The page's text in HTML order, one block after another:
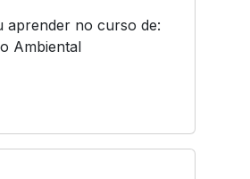
aprender no curso de:
Ambiental